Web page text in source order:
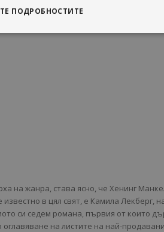
на жанра, става ясно, че Хенинг
в цял свят, е Камила Лекберг,
си седем романа, първия от които
на листите на най-
ПОДРОБНОСТИТЕ